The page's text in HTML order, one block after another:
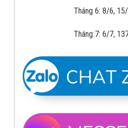
Tháng 6: 8/6, 15/6,
Tháng 7: 6/7,